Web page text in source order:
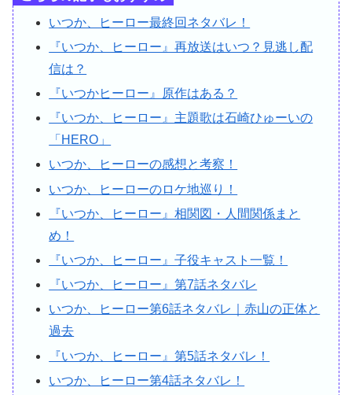
いつか、ヒーロー最終回ネタバレ！
『いつか、ヒーロー』再放送はいつ？見逃し配
信は？
『いつかヒーロー』原作はある？
『いつか、ヒーロー』主題歌は石崎ひゅーいの
「HERO」
いつか、ヒーローの感想と考察！
いつか、ヒーローのロケ地巡り！
『いつか、ヒーロー』相関図・人間関係まと
め！
『いつか、ヒーロー』子役キャスト一覧！
『いつか、ヒーロー』第7話ネタバレ
いつか、ヒーロー第6話ネタバレ｜赤山の正体と
過去
『いつか、ヒーロー』第5話ネタバレ！
いつか、ヒーロー第4話ネタバレ！